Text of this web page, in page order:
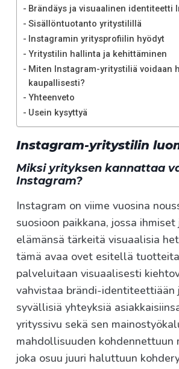
Brändäys ja visuaalinen identiteetti
Sisällöntuotanto yritystilillä
Instagramin yritysprofiilin hyödyt
Yritystilin hallinta ja kehittäminen
Miten Instagram-yritystiliä voidaan
kaupallisesti?
Yhteenveto
Usein kysyttyä
Instagram-yritystilin
Miksi yrityksen kannattaa
Instagram?
Instagram on viime vuosina
suosioon paikkana, jossa
elämänsä tärkeitä visuaalisia
tämä avaa ovet esitellä
palveluitaan visuaalisesti
vahvistaa brändi-identiteettiään
syvällisiä yhteyksiä
yrityssivu sekä sen
mahdollisuuden kohdennettuun
joka osuu juuri haluttuun